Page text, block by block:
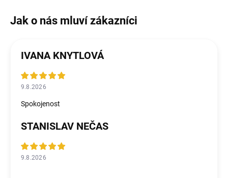
IVANA KNYTLOVÁ
9.8.2026
Spokojenost
STANISLAV NEČAS
9.8.2026